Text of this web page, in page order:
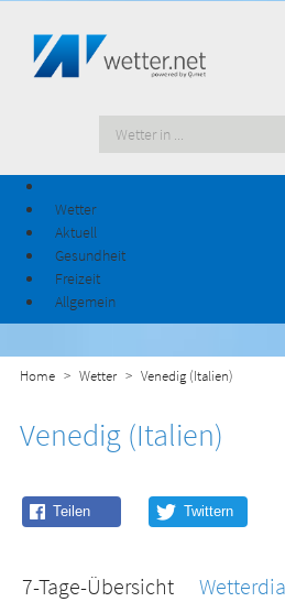
Wetter
Aktuell
Gesundheit
Freizeit
Allgemein
Home Wetter Venedig (Italien)
Venedig (Italien)
7-Tage-Übersicht